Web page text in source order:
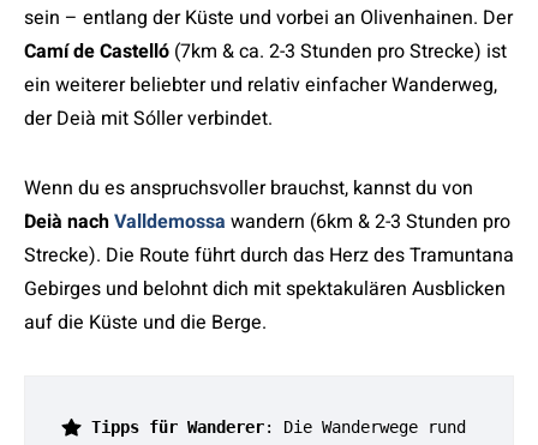
sein – entlang der Küste und vorbei an Olivenhainen. Der
Camí de Castelló (7km & ca. 2-3 Stunden pro Strecke) ist
ein weiterer beliebter und relativ einfacher Wanderweg,
der Deià mit Sóller verbindet.
Wenn du es anspruchsvoller brauchst, kannst du von
Deià nachValldemossa wandern (6km & 2-3 Stunden pro
Strecke). Die Route führt durch das Herz des Tramuntana
Gebirges und belohnt dich mit spektakulären Ausblicken
auf die Küste und die Berge.
Tipps für Wanderer: Die Wanderwege rund